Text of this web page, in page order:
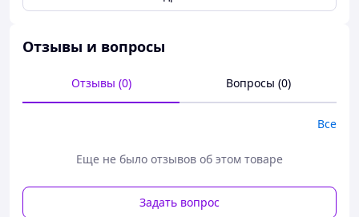
Данная модель имеет широкую применяемость:
топливная, нефтеперерабатывающая,
горнодобывающая и прочее) растениеводство,
сферы деятельности человека.
изготовлены из трикотажа с частичным вспененным
тыльная части (3/4 поверхности).
В качестве утеплителя используется 100%
Отзывы и вопросы
Отзывы (0) Вопросы (0)
Все
Еще не было отзывов об этом товаре
Задать вопрос